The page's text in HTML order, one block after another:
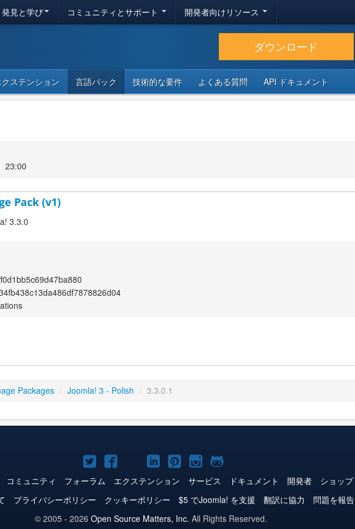
発見と学び コミュニティとサポート 開発者向けリソース
ダウンロード
クステンション 言語パック 技術的な要件 よくある質問 API ドキュメント
23:00
Pack (v1)
3.3.0
Packages / Joomla! 3 - Polish / 3.3.0.1
Joomla!
Twitter
Joomla!
Facebook
Joomla!
YouTube
Joomla!
LinkedIn
Joomla!
Pinterest
Joomla!
Instagram
Joomla!
GitHub
コミュニティ フォーラム エクステンション サービス ドキュメント 開発者
ショップ
プライバシーポリシー クッキーポリシー $5 でJoomla! を支援 翻訳に協力 問題を報告
© 2005 - 2026 Open Source Matters, Inc. All Rights Reserved.